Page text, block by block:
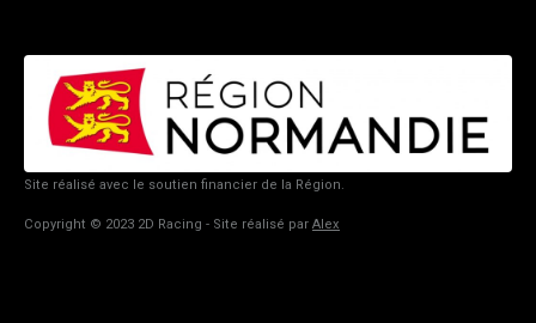
Site réalisé avec le soutien financier de la Région.
Copyright © 2023 2D Racing - Site réalisé par Alex